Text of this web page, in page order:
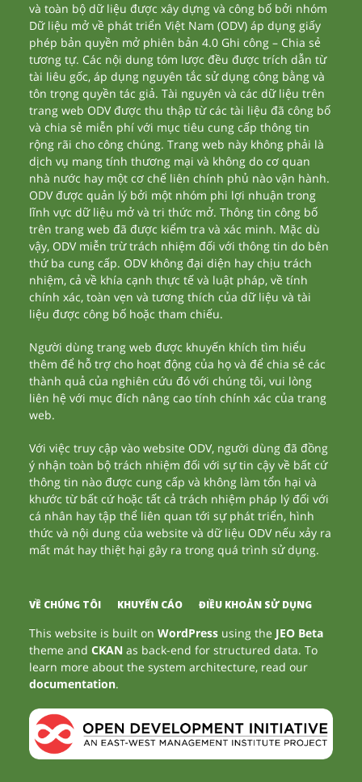
và toàn bộ dữ liệu được xây dựng và công bố bởi nhóm
Dữ liệu mở về phát triển Việt Nam (ODV) áp dụng giấy
phép bản quyền mở phiên bản 4.0 Ghi công – Chia sẻ
tương tự. Các nội dung tóm lược đều được trích dẫn từ
tài liêu gốc, áp dụng nguyên tắc sử dụng công bằng và
tôn trọng quyền tác giả. Tài nguyên và các dữ liệu trên
trang web ODV được thu thập từ các tài liệu đã công bố
và chia sẻ miễn phí với mục tiêu cung cấp thông tin
rộng rãi cho công chúng. Trang web này không phải là
dịch vụ mang tính thương mại và không do cơ quan
nhà nước hay một cơ chế liên chính phủ nào vận hành.
ODV được quản lý bởi một nhóm phi lợi nhuận trong
lĩnh vực dữ liệu mở và tri thức mở. Thông tin công bố
trên trang web đã được kiểm tra và xác minh. Mặc dù
vậy, ODV miễn trừ trách nhiệm đối với thông tin do bên
thứ ba cung cấp. ODV không đại diện hay chịu trách
nhiệm, cả về khía cạnh thực tế và luật pháp, về tính
chính xác, toàn vẹn và tương thích của dữ liệu và tài
liệu được công bố hoặc tham chiếu.
Người dùng trang web được khuyến khích tìm hiểu
thêm để hỗ trợ cho hoạt động của họ và để chia sẻ các
thành quả của nghiên cứu đó với chúng tôi, vui lòng
liên hệ với mục đích nâng cao tính chính xác của trang
web.
Với việc truy cập vào website ODV, người dùng đã đồng
ý nhận toàn bộ trách nhiệm đối với sự tin cậy về bất cứ
thông tin nào được cung cấp và không làm tổn hại và
khước từ bất cứ hoặc tất cả trách nhiệm pháp lý đối với
cá nhân hay tập thể liên quan tới sự phát triển, hình
thức và nội dung của website và dữ liệu ODV nếu xảy ra
mất mát hay thiệt hại gây ra trong quá trình sử dụng.
VỀ CHÚNG TÔI KHUYẾN CÁO ĐIỀU KHOẢN SỬ DỤNG
This website is built onWordPress using the JEO Beta
theme andCKAN as back-end for structured data. To
learn more about the system architecture, read our
documentation.